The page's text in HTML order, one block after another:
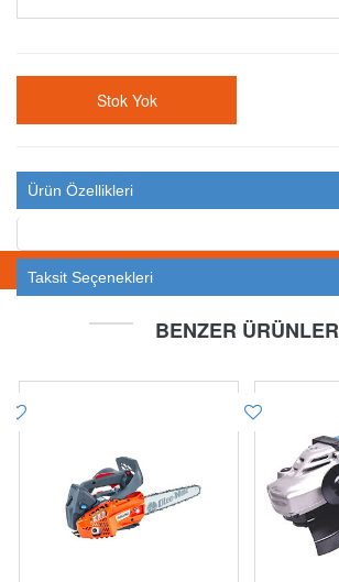
Stok Yok
Ürün Özellikleri
Taksit Seçenekleri
BENZER ÜRÜNLER